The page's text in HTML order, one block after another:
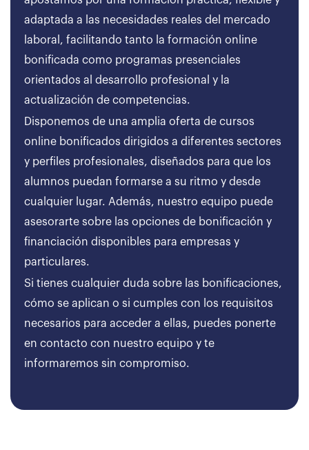
adaptada a las necesidades reales del mercado
laboral, facilitando tanto la formación online
bonificada como programas presenciales
orientados al desarrollo profesional y la
actualización de competencias.
Disponemos de una amplia oferta de cursos
online bonificados dirigidos a diferentes sectores
y perfiles profesionales, diseñados para que los
alumnos puedan formarse a su ritmo y desde
cualquier lugar. Además, nuestro equipo puede
asesorarte sobre las opciones de bonificación y
financiación disponibles para empresas y
particulares.
Si tienes cualquier duda sobre las bonificaciones,
cómo se aplican o si cumples con los requisitos
necesarios para acceder a ellas, puedes ponerte
en contacto con nuestro equipo y te
informaremos sin compromiso.